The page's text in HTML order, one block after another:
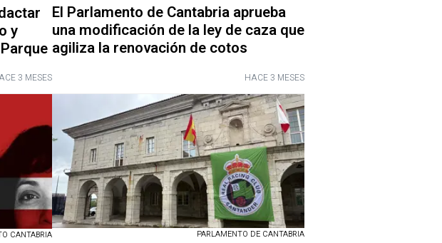
y
3 MESES
El Parlamento de Cantabria aprueba
una modificación de la ley de caza que
agiliza la renovación de cotos
HACE 3 MESES
CANTABRIA PARLAMENTO DE CANTABRIA